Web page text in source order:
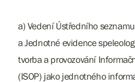
a) Vedení Ústředního
a Jednotné evidence
tvorba a provozování
(ISOP) jako jednotného